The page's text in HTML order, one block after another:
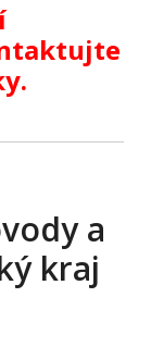
a
kraj